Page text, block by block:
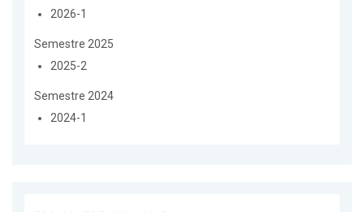
2026-1
Semestre 2025
2025-2
Semestre 2024
2024-1